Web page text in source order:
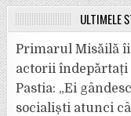
ULTIMELE
Primarul Misăilă
actorii
Pastia: „Ei
socialiști atunci